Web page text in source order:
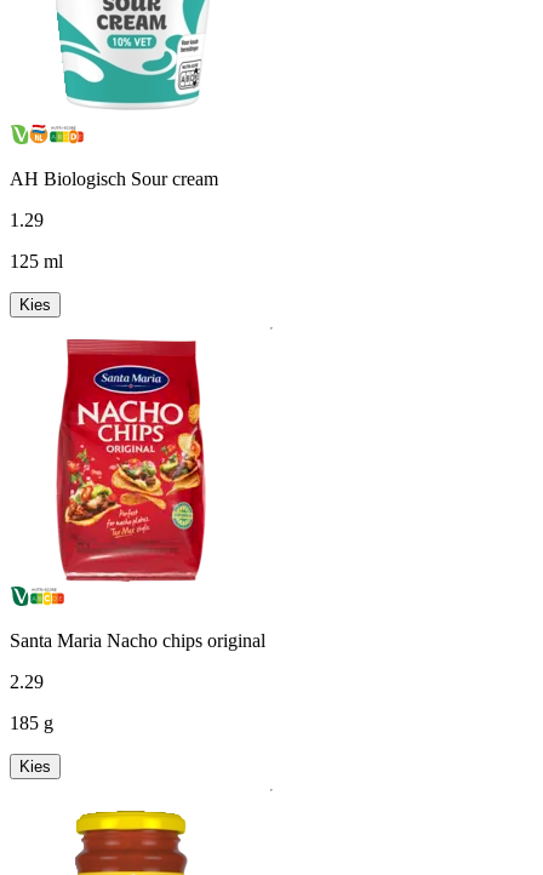
AH Biologisch Sour cream
1 .29
125 ml
Kies
Santa Maria Nacho chips original
2.29
185 g
Kies